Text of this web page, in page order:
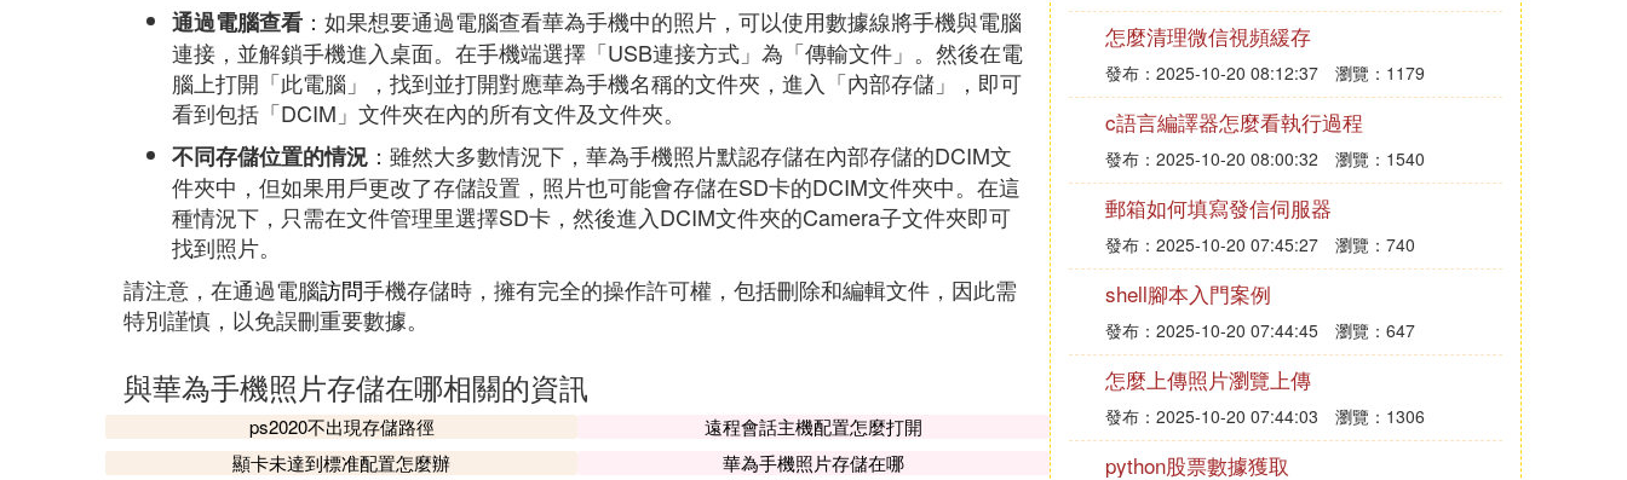
通過電腦查看 ：如果想要通過電腦查看華為手機中的照片，可以使用數據線將手機與電腦
連接，並解鎖手機進入桌面。在手機端選擇「USB連接方式」為「傳輸文件」。然後在電
腦上打開「此電腦」，找到並打開對應華為手機名稱的文件夾，進入「內部存儲」，即可
看到包括「DCIM」文件夾在內的所有文件及文件夾。
不同存儲位置的情況 ：雖然大多數情況下，華為手機照片默認存儲在內部存儲的DCIM文
件夾中，但如果用戶更改了存儲設置，照片也可能會存儲在SD卡的DCIM文件夾中。在這
種情況下，只需在文件管理里選擇SD卡，然後進入DCIM文件夾的Camera子文件夾即可
找到照片。
請注意，在通過電腦訪問手機存儲時，擁有完全的操作許可權，包括刪除和編輯文件，因此需
特別謹慎，以免誤刪重要數據。
與華為手機照片存儲在哪相關的資訊
ps2020不出現存儲路徑
遠程會話主機配置怎麼打開
顯卡未達到標准配置怎麼辦
華為手機照片存儲在哪
怎麼清理微信視頻緩存
發布：2025-10-20 08:12:37 瀏覽：1179
c語言編譯器怎麼看執行過程
發布：2025-10-20 08:00:32 瀏覽：1540
郵箱如何填寫發信伺服器
發布：2025-10-20 07:45:27 瀏覽：740
shell腳本入門案例
發布：2025-10-20 07:44:45 瀏覽：647
怎麼上傳照片瀏覽上傳
發布：2025-10-20 07:44:03 瀏覽：1306
python股票數據獲取